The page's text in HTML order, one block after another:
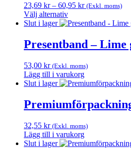
23,69 kr – 60,95 krPrisintervall:
till
(Exkl. moms)
Välj alternativ
Den
produkten
har
varianter.
De
olika
kan
väljas
på
produktsidan
Slut i lager
Presentband – Lime
53,00 kr (Exkl. moms)
Lägg till i varukorg
Slut i lager
32,55 kr (Exkl. moms)
Lägg till i varukorg
Slut i lager